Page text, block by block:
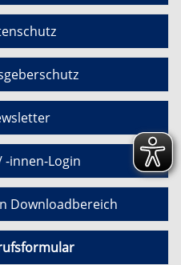
-innen-Login
Downloadbereich